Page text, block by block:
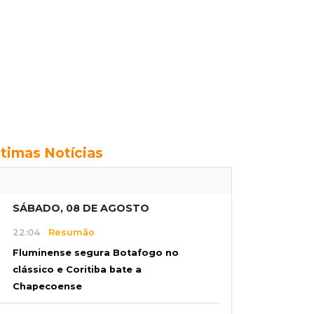
Notícias
SÁBADO, 08 DE AGOSTO
22:04 Resumão
Fluminense segura Botafogo no
clássico e Coritiba bate a
Chapecoense